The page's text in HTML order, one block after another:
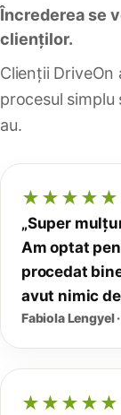
Încrederea se
clienților.
Clienții DriveOn
procesul
au.
★★★★★
„Super
Am optat
procedat
avut nimic
Fabiola Lengyel
★★★★★